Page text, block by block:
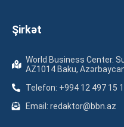
Şirkət
World Business Center.
AZ1014 Baku,
Telefon: +994 12 497 15
Email: redaktor@bbn.az